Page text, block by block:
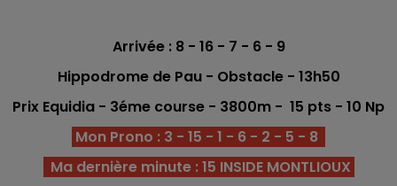
Arrivée : 8 - 16 - 7 - 6 - 9
Hippodrome de Pau - Obstacle - 13h50
Prix Equidia - 3éme course - 3800m - 15 pts - 10 Np
Mon Prono : 3 - 15 - 1 - 6 - 2 - 5 - 8
Ma dernière minute : 15 INSIDE MONTLIOUX